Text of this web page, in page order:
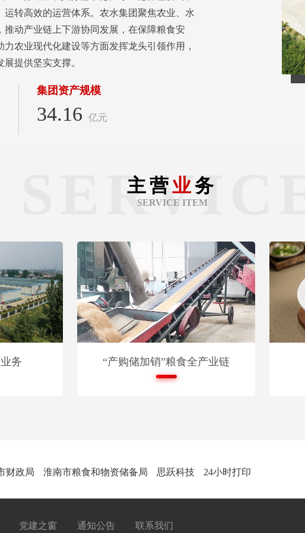
转高效的运营体系。农水集团聚焦农业、水
动产业链上下游协同发展，在保障粮食安
农业现代化建设等方面发挥龙头引领作用，
提供坚实支撑。
集团资产规模
34.16 亿元
主营业务
SERVICE ITEM
务 “产购储加销”粮食全产业链
财政局 淮南市粮食和物资储备局 思跃科技 24小时打印
党建之窗 通知公告 联系我们